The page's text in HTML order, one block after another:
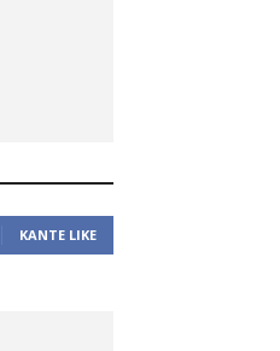
ΚΆΝΤΕ LIKE